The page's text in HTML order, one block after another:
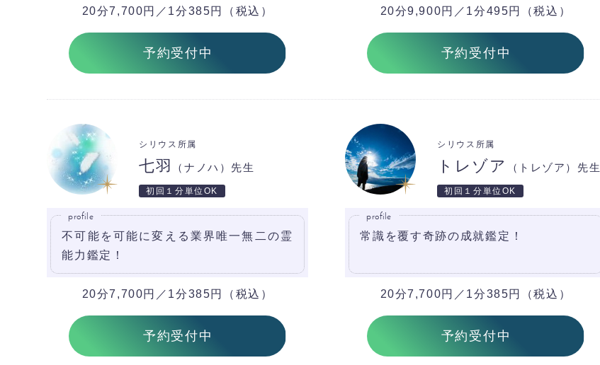
20分7,700円／1分385円（税込）
予約受付中
20分9,900円／1分495円（税込）
予約受付中
七羽 （ナノハ）先生
シリウス所属
初回１分単位OK
profile
不可能を可能に変える業界唯一無二の霊
能力鑑定！
20分7,700円／1分385円（税込）
予約受付中
トレゾア （トレゾア）先生
シリウス所属
初回１分単位OK
profile
常識を覆す奇跡の成就鑑定！
20分7,700円／1分385円（税込）
予約受付中